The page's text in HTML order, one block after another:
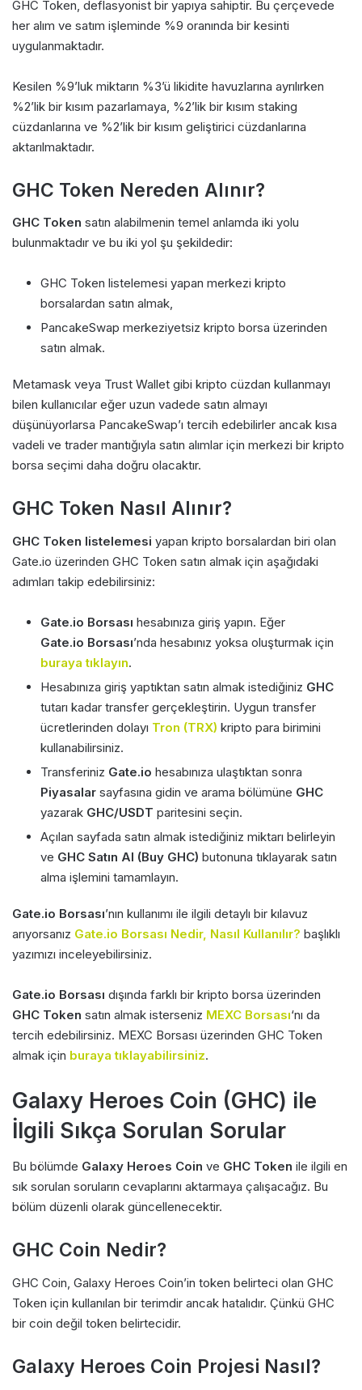
GHC Token, deflasyonist bir yapıya sahiptir. Bu çerçevede
her alım ve satım işleminde %9 oranında bir kesinti
uygulanmaktadır.
Kesilen %9’luk miktarın %3’ü likidite havuzlarına ayrılırken
%2’lik bir kısım pazarlamaya, %2’lik bir kısım staking
cüzdanlarına ve %2’lik bir kısım geliştirici cüzdanlarına
aktarılmaktadır.
GHC Token Nereden Alınır?
GHC Token satın alabilmenin temel anlamda iki yolu
bulunmaktadır ve bu iki yol şu şekildedir:
GHC Token listelemesi yapan merkezi kripto
borsalardan satın almak,
PancakeSwap merkeziyetsiz kripto borsa üzerinden
satın almak.
Metamask veya Trust Wallet gibi kripto cüzdan kullanmayı
bilen kullanıcılar eğer uzun vadede satın almayı
düşünüyorlarsa PancakeSwap’ı tercih edebilirler ancak kısa
vadeli ve trader mantığıyla satın alımlar için merkezi bir kripto
borsa seçimi daha doğru olacaktır.
GHC Token Nasıl Alınır?
GHC Token listelemesi yapan kripto borsalardan biri olan
Gate.io üzerinden GHC Token satın almak için aşağıdaki
adımları takip edebilirsiniz:
Gate.io Borsası hesabınıza giriş yapın. Eğer
Gate.io Borsası’nda hesabınız yoksa oluşturmak için
buraya tıklayın.
Hesabınıza giriş yaptıktan satın almak istediğiniz GHC
tutarı kadar transfer gerçekleştirin. Uygun transfer
ücretlerinden dolayı Tron (TRX) kripto para birimini
kullanabilirsiniz.
Transferiniz Gate.io hesabınıza ulaştıktan sonra
Piyasalar sayfasına gidin ve arama bölümüne GHC
yazarak GHC/USDT paritesini seçin.
Açılan sayfada satın almak istediğiniz miktarı belirleyin
ve GHC Satın Al (Buy GHC) butonuna tıklayarak satın
alma işlemini tamamlayın.
Gate.io Borsası’nın kullanımı ile ilgili detaylı bir kılavuz
arıyorsanız Gate.io Borsası Nedir, Nasıl Kullanılır? başlıklı
yazımızı inceleyebilirsiniz.
Gate.io Borsası dışında farklı bir kripto borsa üzerinden
GHC Token satın almak isterseniz MEXC Borsası‘nı da
tercih edebilirsiniz. MEXC Borsası üzerinden GHC Token
almak için buraya tıklayabilirsiniz.
Galaxy Heroes Coin (GHC) ile
İlgili Sıkça Sorulan Sorular
Bu bölümde Galaxy Heroes Coin ve GHC Token ile ilgili en
sık sorulan soruların cevaplarını aktarmaya çalışacağız. Bu
bölüm düzenli olarak güncellenecektir.
GHC Coin Nedir?
GHC Coin, Galaxy Heroes Coin’in token belirteci olan GHC
Token için kullanılan bir terimdir ancak hatalıdır. Çünkü GHC
bir coin değil token belirtecidir.
Galaxy Heroes Coin Projesi Nasıl?